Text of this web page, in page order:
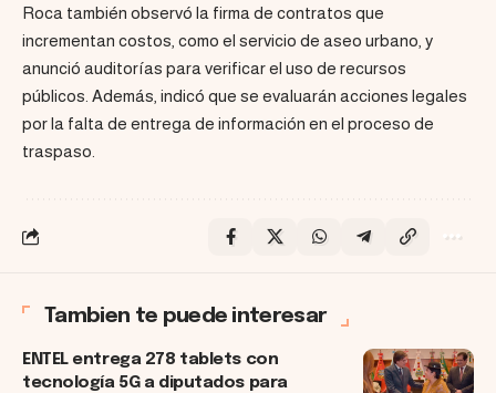
Roca también observó la firma de contratos que
incrementan costos, como el servicio de aseo urbano, y
anunció auditorías para verificar el uso de recursos
públicos. Además, indicó que se evaluarán acciones legales
por la falta de entrega de información en el proceso de
traspaso.
Tambien te puede interesar
ENTEL entrega 278 tablets con
tecnología 5G a diputados para